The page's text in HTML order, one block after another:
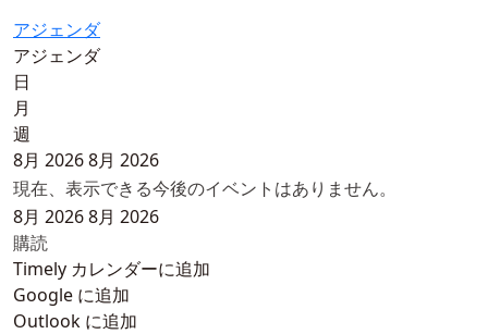
アジェンダ
アジェンダ
日
月
週
8月 20268月 2026
現在、表示できる今後のイベントはありません。
8月 20268月 2026
購読
Timely カレンダーに追加
Google に追加
Outlook に追加